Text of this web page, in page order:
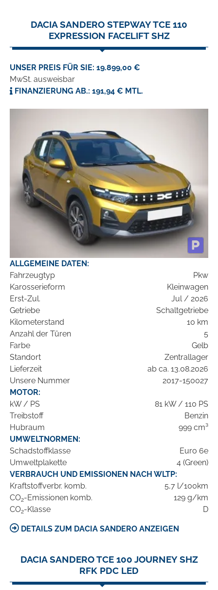
DACIA SANDERO STEPWAY TCE 110
EXPRESSION FACELIFT SHZ
UNSER PREIS FÜR SIE: 19.899,00 €
MwSt. ausweisbar
FINANZIERUNG AB.: 191,94 € MTL.
ALLGEMEINE DATEN:
Fahrzeugtyp
Pkw
Karosserieform
Kleinwagen
Erst-Zul.
Jul / 2026
Getriebe
Schaltgetriebe
Kilometerstand
10 km
Anzahl der Türen
5
Farbe
Gelb
Standort
Zentrallager
Lieferzeit
ab ca. 13.08.2026
Unsere Nummer
2017-150027
MOTOR:
kW / PS
81 kW / 110 PS
Treibstoff
Benzin
Hubraum
999 cm³
UMWELTNORMEN:
Schadstoffklasse
Euro 6e
Umweltplakette
4 (Green)
VERBRAUCH UND EMISSIONEN NACH WLTP:
Kraftstoffverbr. komb.
5,7 l/100km
CO2-Emissionen komb.
129 g/km
CO2-Klasse D
DETAILS ZUM DACIA SANDERO ANZEIGEN
DACIA SANDERO TCE 100 JOURNEY SHZ
RFK PDC LED